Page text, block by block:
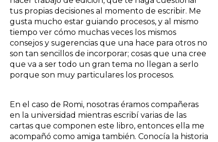
tus propias decisiones al momento de escribir. Me
gusta mucho estar guiando procesos, y al mismo
tiempo ver cómo muchas veces los mismos
consejos y sugerencias que una hace para otros no
son tan sencillos de incorporar; cosas que una cree
que va a ser todo un gran tema no llegan a serlo
porque son muy particulares los procesos.
En el caso de Romi, nosotras éramos compañeras
en la universidad mientras escribí varias de las
cartas que componen este libro, entonces ella me
acompañó como amiga también. Conocía la historia